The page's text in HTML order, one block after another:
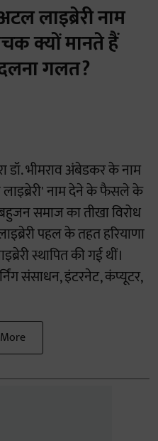
लाइब्रेरी नाम
क्यों मानते हैं
गलत?
डॉ. भीमराव अंबेडकर के नाम
नाम देने के फैसले के
समाज का तीखा विरोध
पहल के तहत हरियाणा
स्थापित की गई थीं।
संसाधन, इंटरनेट, कंप्यूटर,